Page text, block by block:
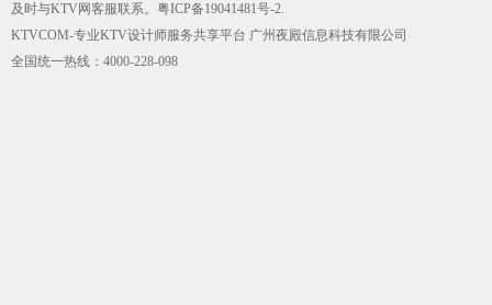
及时与KTV网客服联系。 粤ICP备19041481号-2.
KTVCOM-专业KTV设计师服务共享平台 广州夜殿信息科技有限公司
全国统一热线：4000-228-098